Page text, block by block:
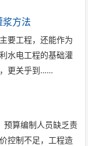
方法
要工程，还能作为
水电工程的基础灌
更关乎到……
算编制人员缺乏责
控制不足，工程造